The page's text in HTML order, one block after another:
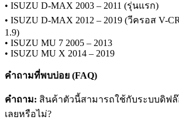
• ISUZU D-MAX 2003 – 2011 (รุ่นแรก)
• ISUZU D-MAX 2012 – 2019 (วีครอส V-
1.9)
• ISUZU MU 7 2005 – 2013
• ISUZU MU X 2014 – 2019
คำถามที่พบบ่อย (FAQ)
คำถาม: สินค้าตัวนี้สามารถใช้กับระบบดิฟล๊
เลยหรือไม่?